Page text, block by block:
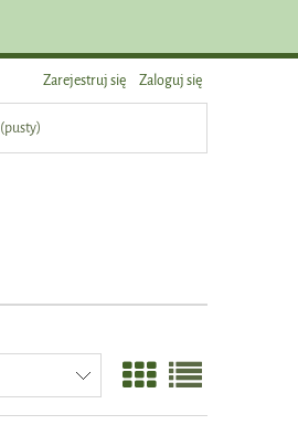
Zarejestruj się Zaloguj się
(pusty)